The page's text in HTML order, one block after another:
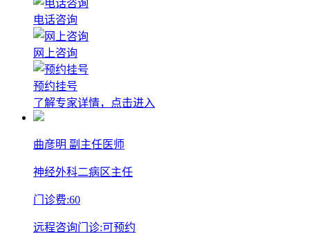
电话咨询
网上咨询
预约挂号
了解专家详情，点击进入
曲彦明 副主任医师
神经外科二病区主任
门诊费:60
远程咨询门诊:可预约